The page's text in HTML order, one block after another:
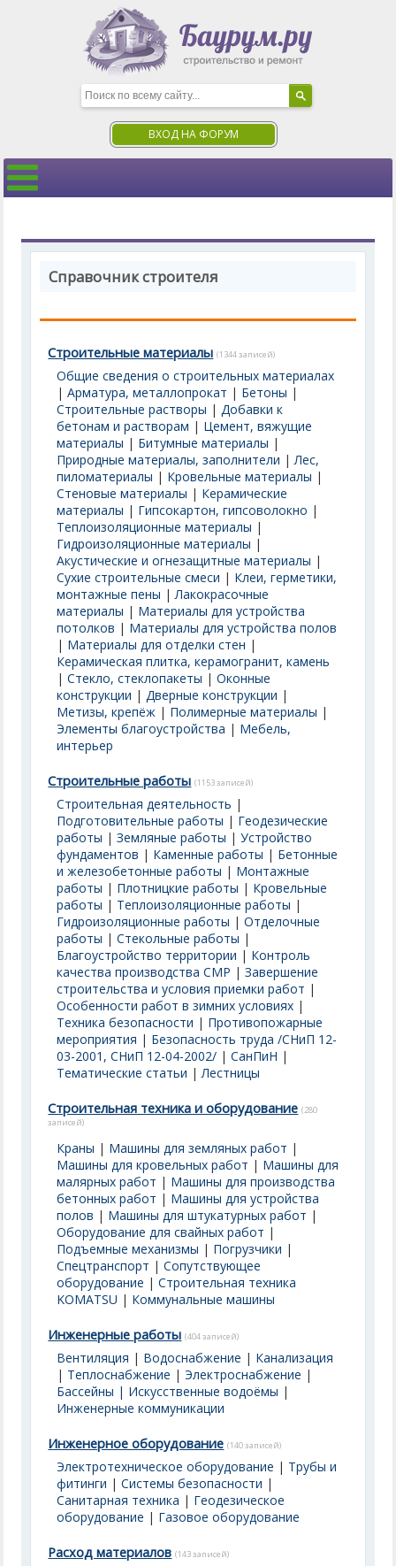
ВХОД НА ФОРУМ
Справочник строителя
Строительные материалы (1344 записей)
Общие сведения о строительных материалах
|Арматура, металлопрокат | Бетоны |
Строительные растворы |Добавки к
бетонам и растворам | Цемент, вяжущие
материалы | Битумные материалы |
Природные материалы, заполнители |Лес,
пиломатериалы | Кровельные материалы |
Стеновые материалы | Керамические
материалы | Гипсокартон, гипсоволокно |
Теплоизоляционные материалы |
Гидроизоляционные материалы |
Акустические и огнезащитные материалы |
Сухие строительные смеси | Клеи, герметики,
монтажные пены |Лакокрасочные
материалы | Материалы для устройства
потолков | Материалы для устройства полов
| Материалы для отделки стен |
Керамическая плитка, керамогранит, камень
|Стекло, стеклопакеты |Оконные
конструкции |Дверные конструкции |
Метизы, крепёж | Полимерные материалы |
Элементы благоустройства | Мебель,
интерьер
Строительные работы (1153 записей)
Строительная деятельность |
Подготовительные работы | Геодезические
работы |Земляные работы |Устройство
фундаментов | Каменные работы | Бетонные
и железобетонные работы | Монтажные
работы | Плотницкие работы | Кровельные
работы | Теплоизоляционные работы |
Гидроизоляционные работы |Отделочные
работы |Стекольные работы |
Благоустройство территории | Контроль
качества производства СМР |Завершение
строительства и условия приемки работ |
Особенности работ в зимних условиях |
Техника безопасности | Противопожарные
мероприятия | Безопасность труда /СНиП 12-
03-2001, СНиП 12-04-2002/ |СанПиН |
Тематические статьи |Лестницы
Строительная техника и оборудование (280
записей)
Краны | Машины для земляных работ |
Машины для кровельных работ | Машины для
малярных работ | Машины для производства
бетонных работ | Машины для устройства
полов | Машины для штукатурных работ |
Оборудование для свайных работ |
Подъемные механизмы | Погрузчики |
Спецтранспорт |Сопутствующее
оборудование |Строительная техника
KOMATSU | Коммунальные машины
Инженерные работы (404 записей)
Вентиляция | Водоснабжение | Канализация
| Теплоснабжение |Электроснабжение |
Бассейны | Искусственные водоёмы |
Инженерные коммуникации
Инженерное оборудование (140 записей)
Электротехническое оборудование | Трубы и
фитинги |Системы безопасности |
Санитарная техника | Геодезическое
оборудование | Газовое оборудование
Расход материалов (143 записей)